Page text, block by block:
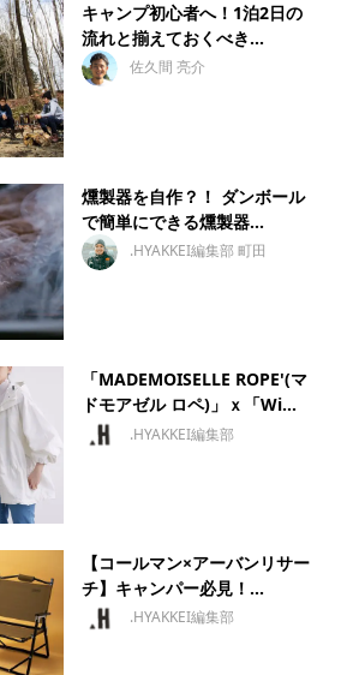
キャンプ初心者へ！1泊2日の
流れと揃えておくべき...
佐久間 亮介
燻製器を自作？！ ダンボール
で簡単にできる燻製器...
.HYAKKEI編集部 町田
「MADEMOISELLE ROPE'(マ
ドモアゼル ロペ)」ｘ「Wi...
.HYAKKEI編集部
【コールマン×アーバンリサー
チ】キャンパー必見！...
.HYAKKEI編集部